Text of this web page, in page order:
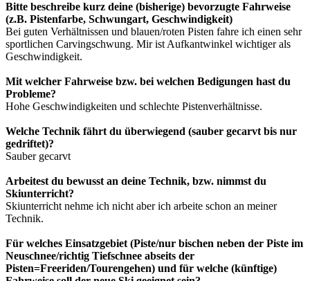
Bitte beschreibe kurz deine (bisherige) bevorzugte Fahrweise
(z.B. Pistenfarbe, Schwungart, Geschwindigkeit)
Bei guten Verhältnissen und blauen/roten Pisten fahre ich einen sehr
sportlichen Carvingschwung. Mir ist Aufkantwinkel wichtiger als
Geschwindigkeit.
Mit welcher Fahrweise bzw. bei welchen Bedigungen hast du
Probleme?
Hohe Geschwindigkeiten und schlechte Pistenverhältnisse.
Welche Technik fährt du überwiegend (sauber gecarvt bis nur
gedriftet)?
Sauber gecarvt
Arbeitest du bewusst an deine Technik, bzw. nimmst du
Skiunterricht?
Skiunterricht nehme ich nicht aber ich arbeite schon an meiner
Technik.
Für welches Einsatzgebiet (Piste/nur bischen neben der Piste im
Neuschnee/richtig Tiefschnee abseits der
Pisten=Freeriden/Tourengehen) und für welche (künftige)